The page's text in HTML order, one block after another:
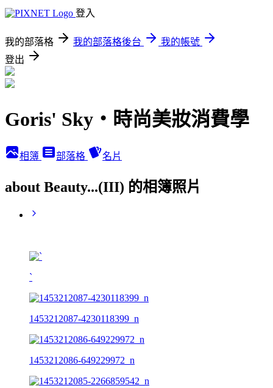
登入
我的部落格 我的部落格後台
我的帳號
登出
Goris' Sky‧時尚美妝消費學
相簿 部落格 名片
about Beauty...(III) 的相簿照片
ˋ
1453212087-4230118399_n
1453212086-649229972_n